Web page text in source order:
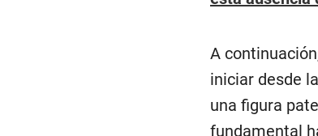
A
iniciar desde
una figura
fundamental